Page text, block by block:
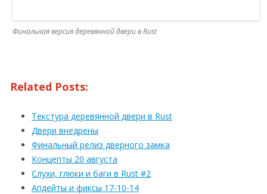
Финальная версия деревянной двери в Rust
Related Posts:
Текстура деревянной двери в Rust
Двери внедрены
Финальный релиз дверного замка
Концепты 20 августа
Слухи, глюки и баги в Rust #2
Апдейты и фиксы 17-10-14